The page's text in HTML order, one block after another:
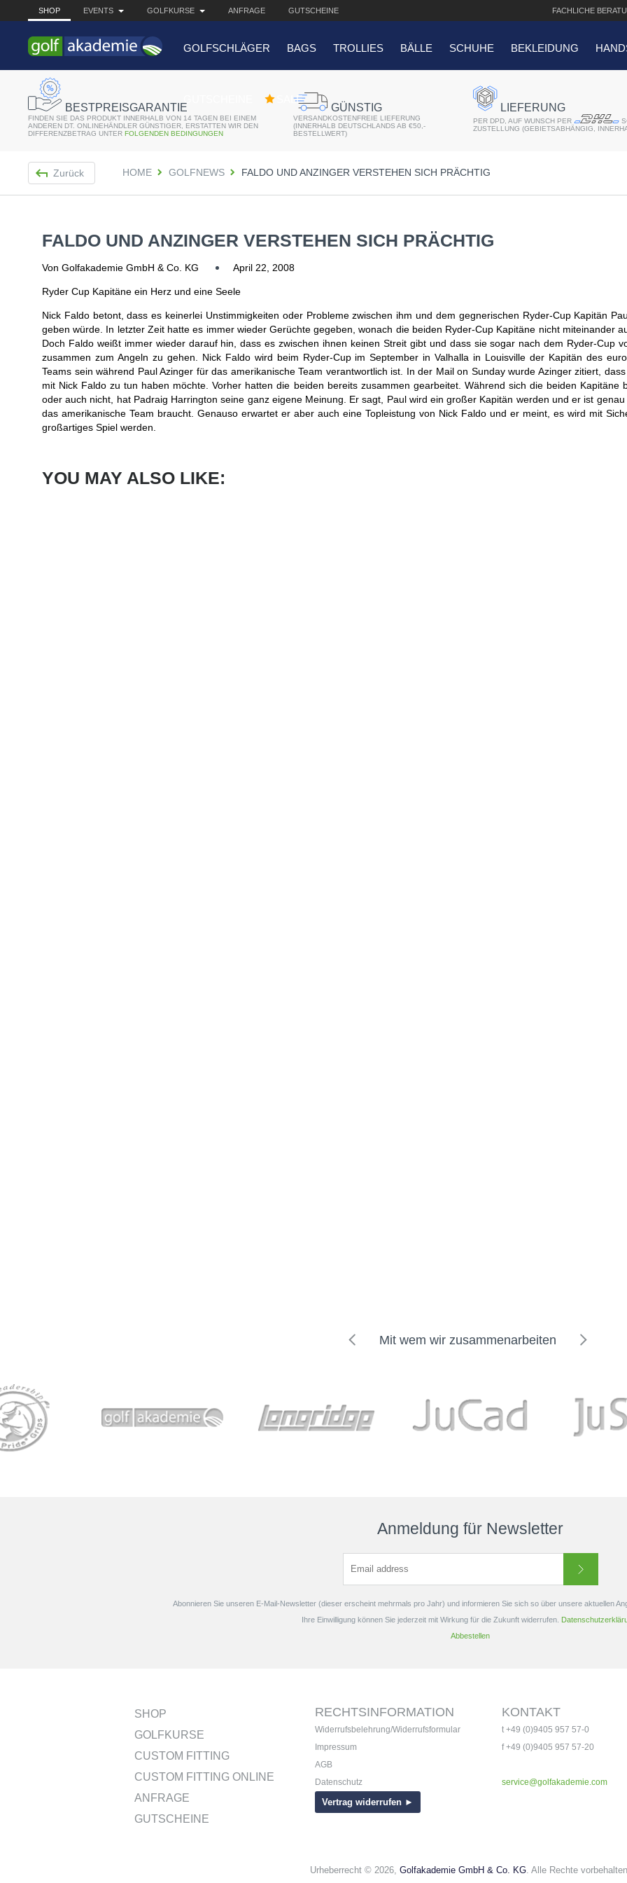
SHOP EVENTS GOLFKURSE ANFRAGE GUTSCHEINE FACHLICHE
GOLFSCHLÄGER BAGS TROLLIES BÄLLE SCHUHE BEKLEIDUNG
SALE
Bridgestone JGR Driver 2018
BESTPREISGARANTIE
FINDEN SIE DAS PRODUKT INNERHALB VON 14 TAGEN BEI EINEM
ANDEREN DT. ONLINEHÄNDLER GÜNSTIGER, ERSTATTEN WIR DEN
DIFFERENZBETRAG UNTER FOLGENDEN BEDINGUNGEN
GÜNSTIG
VERSANDKOSTENFREIE LIEFERUNG
(INNERHALB DEUTSCHLANDS AB €50,-
BESTELLWERT)
LIEFERUNG
PER DPD, AUF WUNSCH PER
ZUSTELLUNG (GEBIETSABHÄNGIG,
Zurück HOME GOLFNEWS FALDO UND ANZINGER VERSTEHEN SICH PRÄCHTIG
FALDO UND ANZINGER VERSTEHEN SICH PRÄCHTIG
Von Golfakademie GmbH & Co. KG April 22, 2008
Ryder Cup Kapitäne ein Herz und eine Seele
Nick Faldo betont, dass es keinerlei Unstimmigkeiten oder Probleme zwischen ihm und dem gegnerischen Ryder-Cup Kapitän
geben würde. In letzter Zeit hatte es immer wieder Gerüchte gegeben, wonach die beiden Ryder-Cup Kapitäne nicht miteinander
Doch Faldo weißt immer wieder darauf hin, dass es zwischen ihnen keinen Streit gibt und dass sie sogar nach dem Ryder-Cup
zusammen zum Angeln zu gehen. Nick Faldo wird beim Ryder-Cup im September in Valhalla in Louisville der Kapitän des
Teams sein während Paul Azinger für das amerikanische Team verantwortlich ist. In der Mail on Sunday wurde Azinger zitiert,
mit Nick Faldo zu tun haben möchte. Vorher hatten die beiden bereits zusammen gearbeitet. Während sich die beiden Kapitäne
oder auch nicht, hat Padraig Harrington seine ganz eigene Meinung. Er sagt, Paul wird ein großer Kapitän werden und er ist genau
das amerikanische Team braucht. Genauso erwartet er aber auch eine Topleistung von Nick Faldo und er meint, es wird mit
großartiges Spiel werden.
YOU MAY ALSO LIKE:
Mit wem wir zusammenarbeiten
Anmeldung für Newsletter
Abonnieren Sie unseren E-Mail-Newsletter (dieser erscheint mehrmals pro Jahr) und informieren Sie sich so über unsere aktuellen
Ihre Einwilligung können Sie jederzeit mit Wirkung für die Zukunft widerrufen.
Abbestellen
SHOP
GOLFKURSE
CUSTOM FITTING
CUSTOM FITTING ONLINE
ANFRAGE
GUTSCHEINE
RECHTSINFORMATION
Widerrufsbelehrung/Widerrufsformular
Impressum
AGB
Datenschutz
Vertrag widerrufen ►
KONTAKT
t +49 (0)9405 957 57-0
f +49 (0)9405 957 57-20
service@golfakademie.com
Urheberrecht © 2026, Golfakademie GmbH & Co. KG. Alle Rechte